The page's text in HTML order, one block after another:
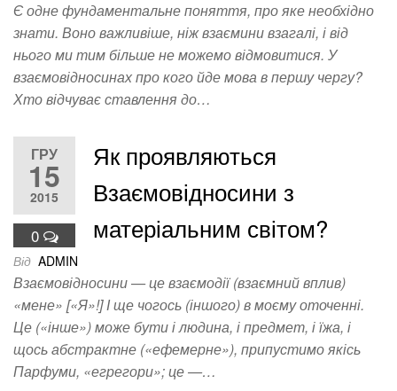
Є одне фундаментальне поняття, про яке необхідно
знати. Воно важливіше, ніж взаємини взагалі, і від
нього ми тим більше не можемо відмовитися. У
взаємовідносинах про кого йде мова в першу чергу?
Хто відчуває ставлення до…
ГРУ
15
2015
0
Як проявляються
Взаємовідносини з
матеріальним світом?
Від ADMIN
Взаємовідносини — це взаємодії (взаємний вплив)
«мене» [«Я»!] І ще чогось (іншого) в моєму оточенні.
Це («інше») може бути і людина, і предмет, і їжа, і
щось абстрактне («ефемерне»), припустимо якісь
Парфуми, «егрегори»; це —…